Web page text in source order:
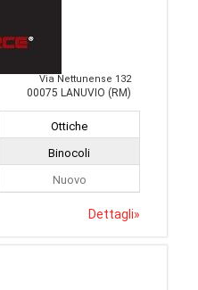
Via Nettunense 132
00075 LANUVIO (RM)
Ottiche
Binocoli
Nuovo
Dettagli»